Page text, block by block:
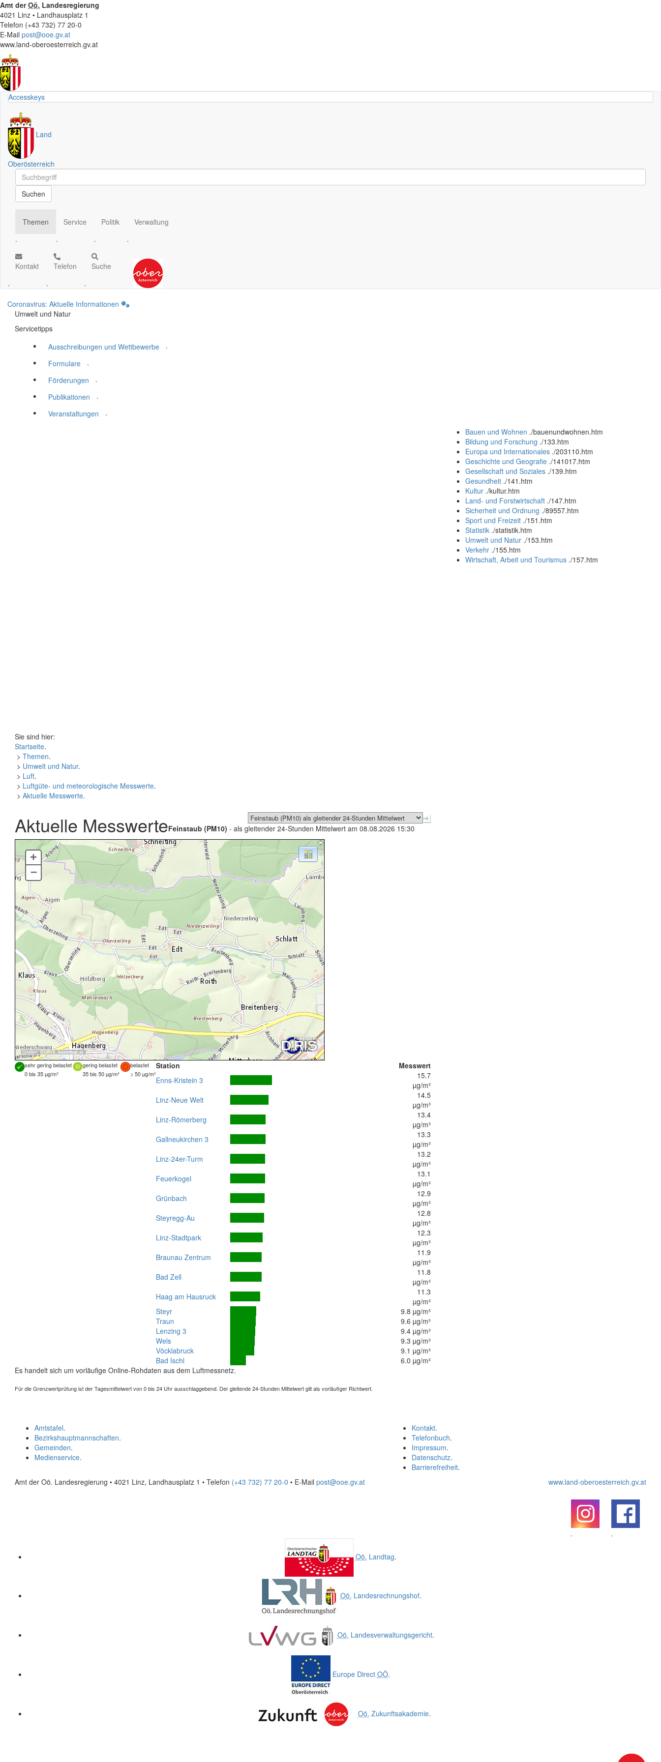
Amt derOö. Landesregierung
4021 Linz • Landhausplatz 1
Telefon (+43 732) 77 20-0
E-Mail post@ooe.gv.at
www.land-oberoesterreich.gv.at
Accesskeys
Land
Oberösterreich
Schnellsuche
Schnellsuche
Suchen
Themen
.
Service
.
Politik
.
Verwaltung
.
Kontakt
.
Telefon
.
Suche
.
Coronavirus: Aktuelle Informationen
Umwelt und Natur
Servicetipps
Ausschreibungen und Wettbewerbe
.
Formulare
.
Förderungen
.
Publikationen
.
Veranstaltungen
.
Bauen und Wohnen ./bauenundwohnen.htm
Bildung und Forschung ./133.htm
Europa und Internationales ./203110.htm
Geschichte und Geografie ./141017.htm
Gesellschaft und Soziales ./139.htm
Gesundheit ./141.htm
Kultur ./kultur.htm
Land- und Forstwirtschaft ./147.htm
Sicherheit und Ordnung ./89557.htm
Sport und Freizeit ./151.htm
Statistik ./statistik.htm
Umwelt und Natur ./153.htm
Verkehr ./155.htm
Wirtschaft, Arbeit und Tourismus ./157.htm
Sie sind hier:
Startseite.
> Themen.
> Umwelt und Natur.
> Luft.
> Luftgüte- und meteorologische Messwerte.
> Aktuelle Messwerte.
Aktuelle MesswerteFeinstaub (PM10) - als gleitender 24-Stunden Mittelwert am 08.08.2026 15:30
Quellen: DORIS,basemap.at
+
–
sehr gering belastet gering belastet
belastet
0 bis 35 µg/m³
35 bis 50 µg/m³ > 50 µg/m³
Station
Messwert
Enns-Kristein 3
15.7
µg/m³
Linz-Neue Welt
14.5
µg/m³
Linz-Römerberg
13.4
µg/m³
Gallneukirchen 3
13.3
µg/m³
Linz-24er-Turm
13.2
µg/m³
Feuerkogel
13.1
µg/m³
Grünbach
12.9
µg/m³
Steyregg-Au
12.8
µg/m³
Linz-Stadtpark
12.3
µg/m³
Braunau Zentrum
11.9
µg/m³
Bad Zell
11.8
µg/m³
Haag am Hausruck
11.3
µg/m³
Steyr
9.8 µg/m³
Traun
9.6 µg/m³
Lenzing 3
9.4 µg/m³
Wels
9.3 µg/m³
Vöcklabruck
9.1 µg/m³
Bad Ischl
6.0 µg/m³
Es handelt sich um vorläufige Online-Rohdaten aus dem Luftmessnetz.
Für die Grenzwertprüfung ist der Tagesmittelwert von 0 bis 24 Uhr ausschlaggebend. Der gleitende 24-Stunden Mittelwert gilt als vorläufiger Richtwert.
Kontakt.
Telefonbuch.
Impressum.
Datenschutz.
Barrierefreiheit.
Amtstafel.
Bezirkshauptmannschaften.
Gemeinden.
Medienservice.
Amt der Oö. Landesregierung • 4021 Linz, Landhausplatz 1 • Telefon (+43 732) 77 20-0 • E-Mail post@ooe.gv.at www.land-oberoesterreich.gv.at
.
.
Oö. Landtag.
Oö. Landesrechnungshof.
Oö. Landesverwaltungsgericht.
Europe Direct OÖ.
Oö. Zukunftsakademie.